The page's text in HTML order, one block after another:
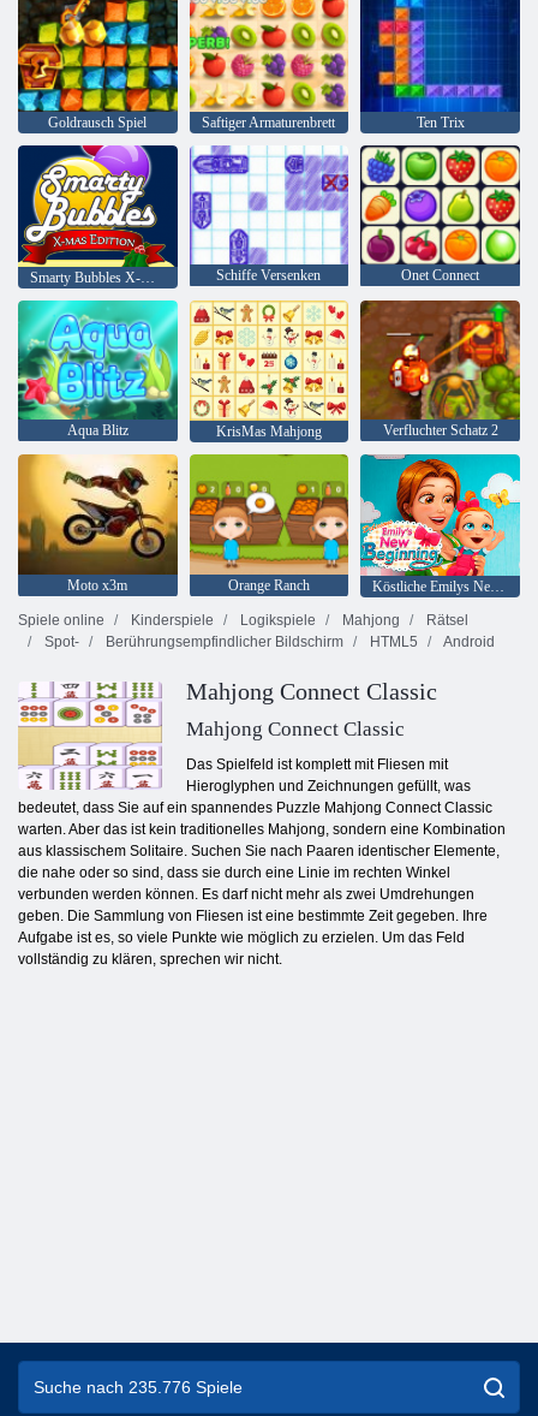
Goldrausch Spiel Saftiger Armaturenbrett Ten Trix
Schiffe Versenken Onet Connect
Aqua Blitz KrisMas Mahjong Verfluchter Schatz 2
Moto x3m Orange Ranch
Köstliche Emilys New Beginning
Spiele online
Kinderspiele Logikspiele Mahjong
Rätsel
Spot-
Berührungsempfindlicher Bildschirm HTML5 Android
Mahjong Connect Classic
Mahjong Connect Classic
Das Spielfeld ist komplett mit Fliesen mit
Hieroglyphen und Zeichnungen gefüllt, was
bedeutet, dass Sie auf ein spannendes Puzzle Mahjong Connect Classic
warten. Aber das ist kein traditionelles Mahjong, sondern eine Kombination
aus klassischem Solitaire. Suchen Sie nach Paaren identischer Elemente,
die nahe oder so sind, dass sie durch eine Linie im rechten Winkel
verbunden werden können. Es darf nicht mehr als zwei Umdrehungen
geben. Die Sammlung von Fliesen ist eine bestimmte Zeit gegeben. Ihre
Aufgabe ist es, so viele Punkte wie möglich zu erzielen. Um das Feld
vollständig zu klären, sprechen wir nicht.